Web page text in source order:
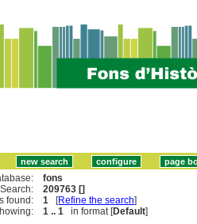
fons
Search:
209763 []
found:
1 [Refine the search]
1 .. 1 in format [Default]